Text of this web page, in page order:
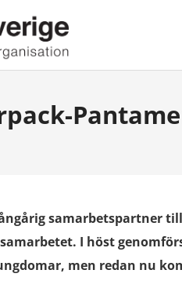
samarbetspartner
I höst
men redan nu